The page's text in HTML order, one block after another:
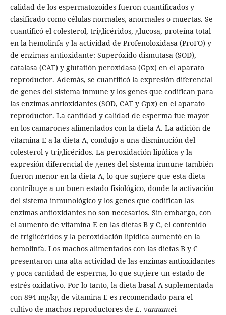
calidad de los espermatozoides fueron cuantificados y
clasificado como células normales, anormales o muertas. Se
cuantificó el colesterol, triglicéridos, glucosa, proteína total
en la hemolinfa y la actividad de Profenoloxidasa (ProFO) y
de enzimas antioxidante: Superóxido dismutasa (SOD),
catalasa (CAT) y glutatión peroxidasa (Gpx) en el aparato
reproductor. Además, se cuantificó la expresión diferencial
de genes del sistema inmune y los genes que codifican para
las enzimas antioxidantes (SOD, CAT y Gpx) en el aparato
reproductor. La cantidad y calidad de esperma fue mayor
en los camarones alimentados con la dieta A. La adición de
vitamina E a la dieta A, condujo a una disminución del
colesterol y triglicéridos. La peroxidación lipídica y la
expresión diferencial de genes del sistema inmune también
fueron menor en la dieta A, lo que sugiere que esta dieta
contribuye a un buen estado fisiológico, donde la activación
del sistema inmunológico y los genes que codifican las
enzimas antioxidantes no son necesarios. Sin embargo, con
el aumento de vitamina E en las dietas B y C, el contenido
de triglicéridos y la peroxidación lipídica aumentó en la
hemolinfa. Los machos alimentados con las dietas B y C
presentaron una alta actividad de las enzimas antioxidantes
y poca cantidad de esperma, lo que sugiere un estado de
estrés oxidativo. Por lo tanto, la dieta basal A suplementada
con 894 mg/kg de vitamina E es recomendado para el
cultivo de machos reproductores deL. vannamei.